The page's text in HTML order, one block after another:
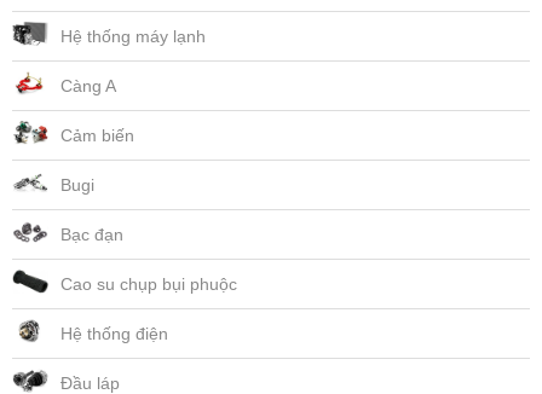
Hệ thống máy lạnh
Càng A
Cảm biến
Bugi
Bạc đạn
Cao su chụp bụi phuộc
Hệ thống điện
Đầu láp